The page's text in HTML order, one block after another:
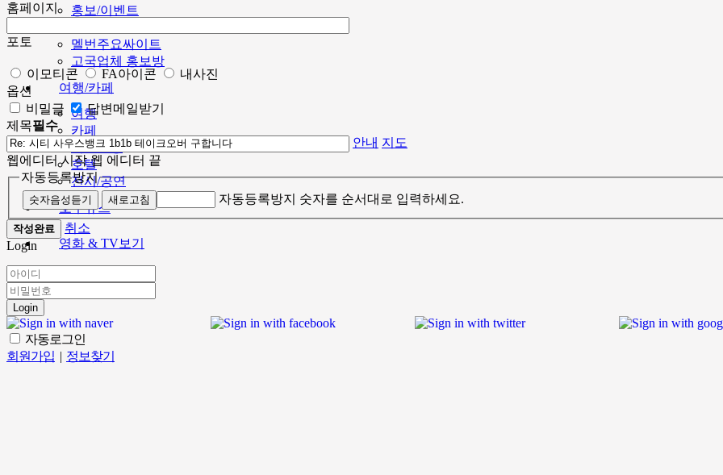
홍보/이벤트
멜번주요싸이트
고국업체 홍보방
여행/카페
여행
카페
레스토랑
호텔
전시/공연
호주뉴스
영화 & TV보기
홈페이지
포토
이모티콘 FA아이콘
내사진
옵션
비밀글
답변메일받기
제목필수
안내 지도
웹에디터 시작 웹 에디터 끝
자동등록방지
숫자음성듣기 새로고침 자동등록방지 숫자를 순서대로 입력하세요.
작성완료
취소
Login
Login
자동로그인
회원가입 | 정보찾기